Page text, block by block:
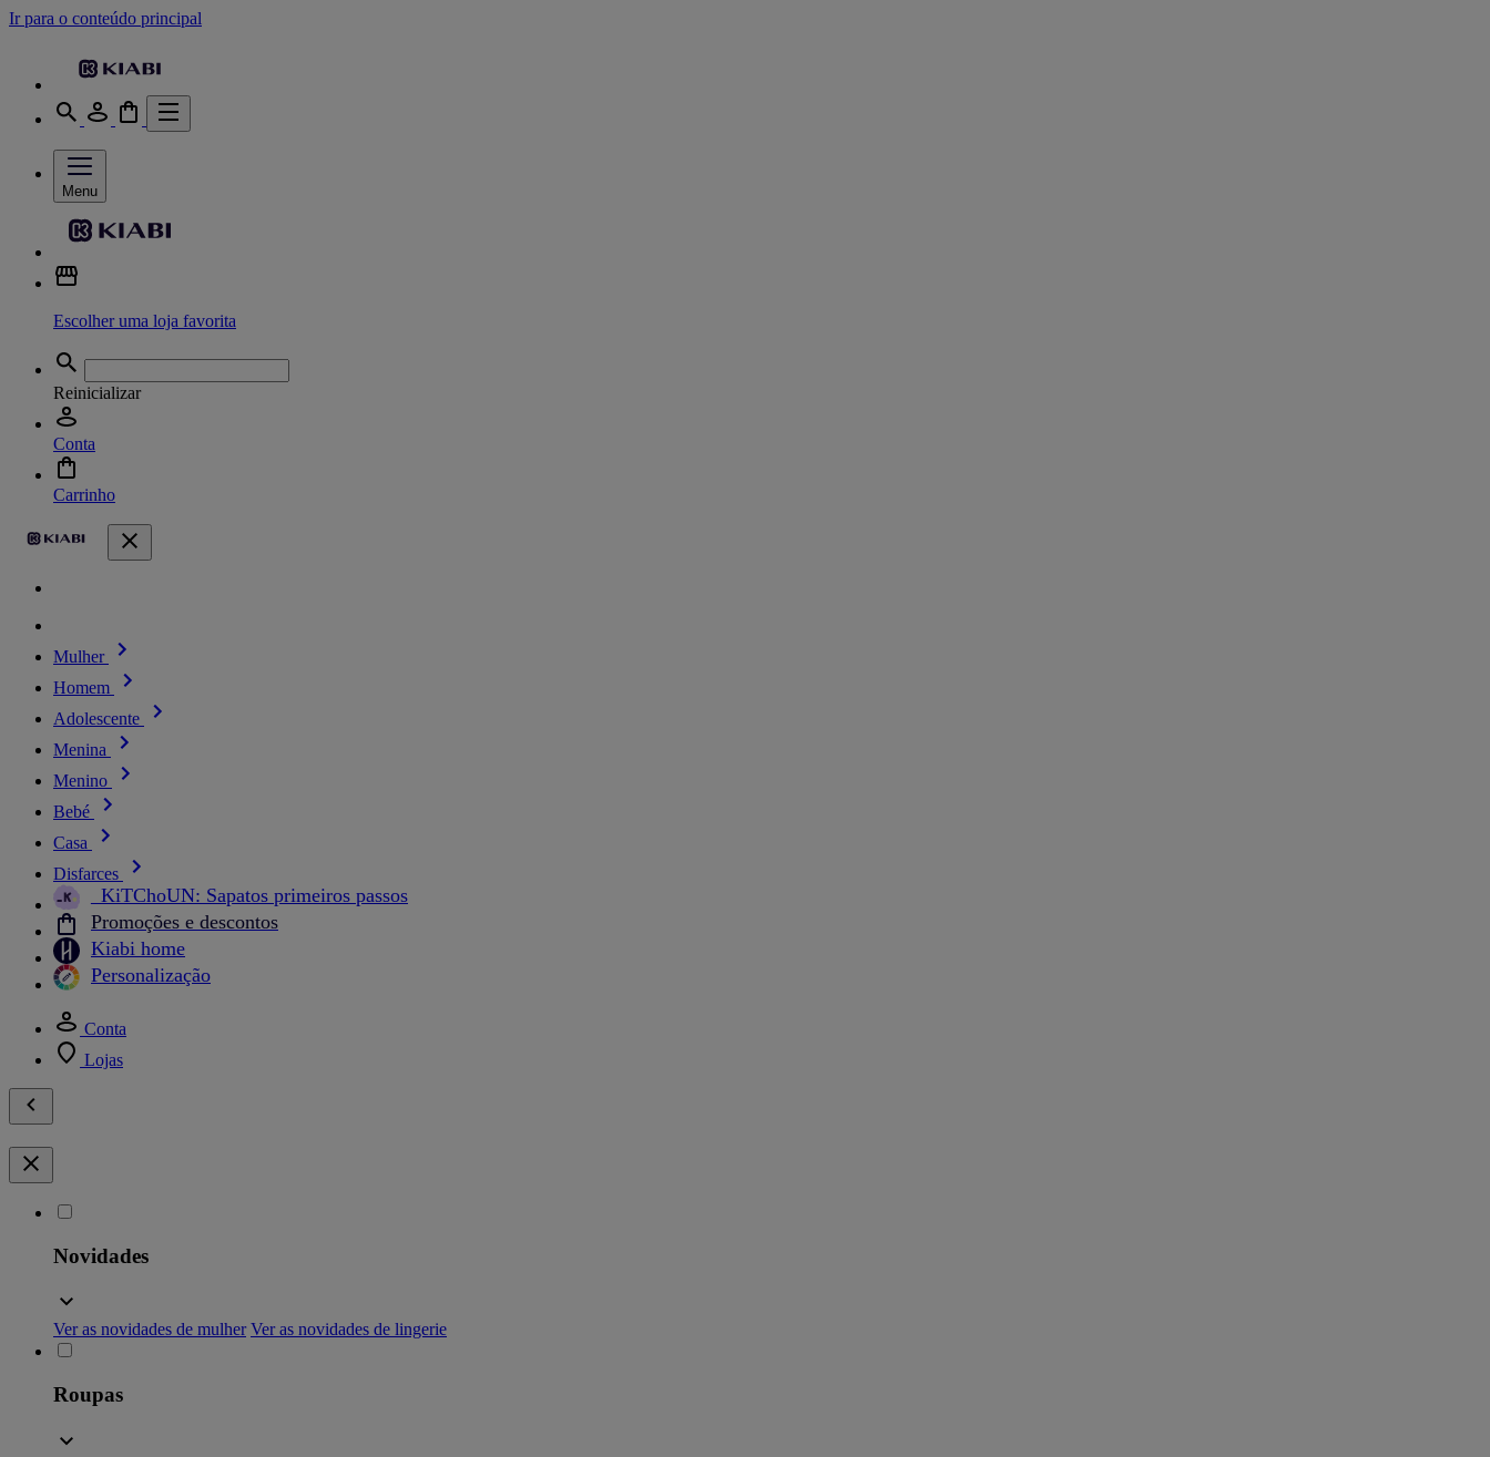
Ir para o conteúdo principal
Menu
Escolher uma loja favorita
Reinicializar
Conta
Carrinho
Mulher
Homem
Adolescente
Menina
Menino
Bebé
Casa
Disfarces
_KiTChoUN: Sapatos primeiros passos
Promoções e descontos
Kiabi home
Personalização
Conta
Lojas
Novidades
Ver as novidades de mulher Ver as novidades de lingerie
Roupas